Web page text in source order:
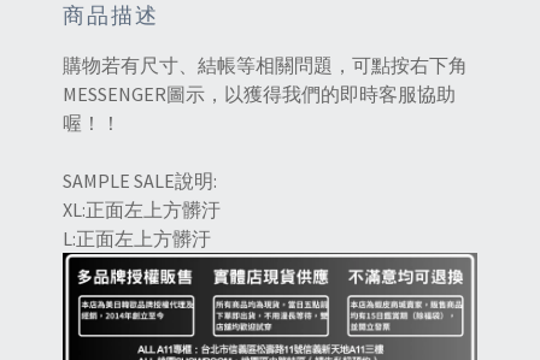
商品描述
購物若有尺寸、結帳等相關問題，可點按右下角
MESSENGER圖示，以獲得我們的即時客服協助
喔！！
SAMPLE SALE說明:
XL:正面左上方髒汙
L:正面左上方髒汙